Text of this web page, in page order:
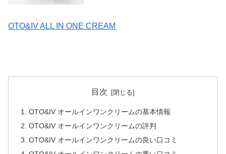
OTO&IV ALL IN ONE CREAM
目次
OTO&IV オールインワンクリームの基本情報
OTO&IV オールインワンクリームの評判
OTO&IV オールインワンクリームの良い口コミ